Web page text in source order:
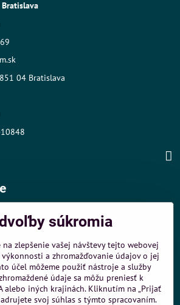
04 Bratislava
obchvatu
40 m od predajne
Záporožská - autobusy č. 80 a 88
ŽST Petržalka - autobus 99
súkromia
na zlepšenie vašej návštevy tejto webovej
a zhromažďovanie údajov o jej
účel môžeme použiť nástroje a služby
údaje sa môžu preniesť k
alebo iných krajinách. Kliknutím na „Prijať
svoj súhlas s týmto spracovaním.